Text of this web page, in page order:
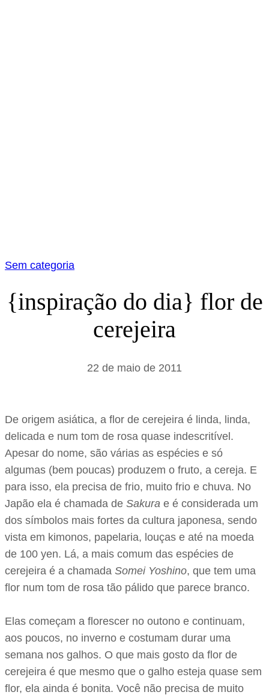
Sem categoria
{inspiração do dia} flor de
cerejeira
22 de maio de 2011
De origem asiática, a flor de cerejeira é linda, linda,
delicada e num tom de rosa quase indescritível.
Apesar do nome, são várias as espécies e só
algumas (bem poucas) produzem o fruto, a cereja. E
para isso, ela precisa de frio, muito frio e chuva. No
Japão ela é chamada de Sakura e é considerada um
dos símbolos mais fortes da cultura japonesa, sendo
vista em kimonos, papelaria, louças e até na moeda
de 100 yen. Lá, a mais comum das espécies de
cerejeira é a chamada Somei Yoshino, que tem uma
flor num tom de rosa tão pálido que parece branco.
Elas começam a florescer no outono e continuam,
aos poucos, no inverno e costumam durar uma
semana nos galhos. O que mais gosto da flor de
cerejeira é que mesmo que o galho esteja quase sem
flor, ela ainda é bonita. Você não precisa de muito